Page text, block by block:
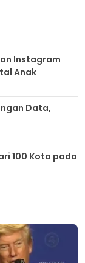
Instagram
Anak
Data,
100 Kota pada